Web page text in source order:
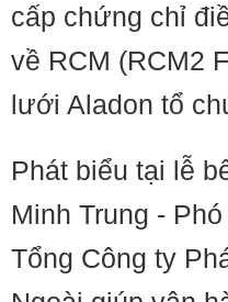
cấp chứng chỉ
về RCM (RCM2
lưới Aladon tổ
Phát biểu tại lễ
Minh Trung -
Tổng Công ty